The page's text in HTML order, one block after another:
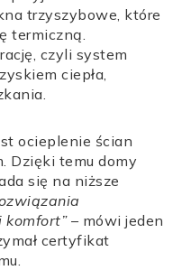
trzyszybowe, które
termiczną.
czyli system
ciepła,
ocieplenie ścian
Dzięki temu domy
się na niższe
komfort”– mówi jeden
certyfikat